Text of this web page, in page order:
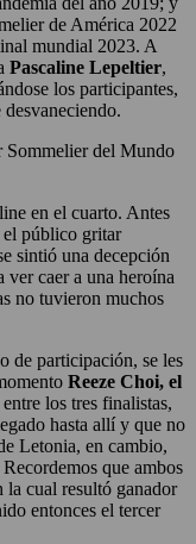
de América 2022
mundial 2023. A
Pascaline Lepeltier,
los participantes,
desvaneciendo.
en el cuarto. Antes
el público gritar
sintió una decepción
caer a una heroína
no tuvieron muchos
de participación, se les
Reeze Choi, el
los tres finalistas,
hasta allí y que no
Letonia, en cambio,
que ambos
cual resultó ganador
entonces el tercer